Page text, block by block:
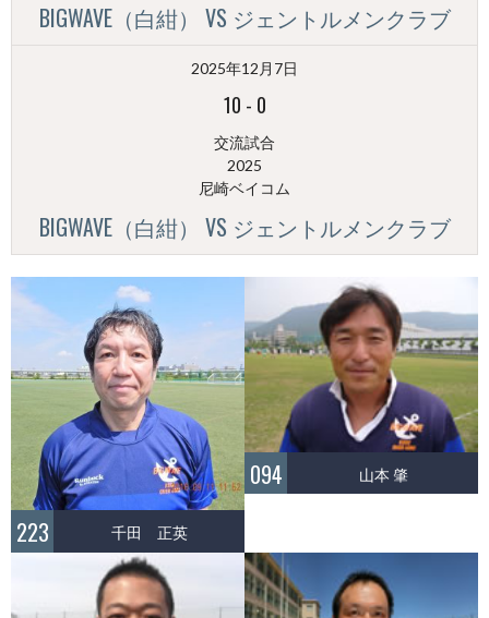
BIGWAVE（白紺） VS ジェントルメンクラブ
2025年12月7日
10 - 0
交流試合
2025
尼崎ベイコム
BIGWAVE（白紺） VS ジェントルメンクラブ
223 千田 正英
094 山本 肇